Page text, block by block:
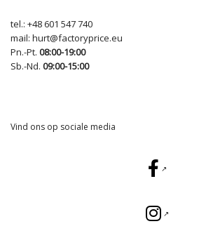
tel.: +48 601 547 740
mail: hurt@factoryprice.eu
Pn.-Pt. 08:00-19:00
Sb.-Nd. 09:00-15:00
Vind ons op sociale media